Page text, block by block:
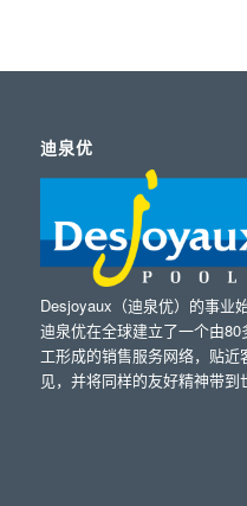
迪泉优
Desjoyaux（迪泉优）的事业
迪泉优在全球建立了一个由
工形成的销售服务网络，贴
见，并将同样的友好精神带到